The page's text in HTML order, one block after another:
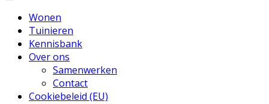
Huizen en Tuinen
Inspiratie voor wonen en tuinieren
Wonen
Tuinieren
Kennisbank
Over ons
Samenwerken
Contact
Cookiebeleid (EU)